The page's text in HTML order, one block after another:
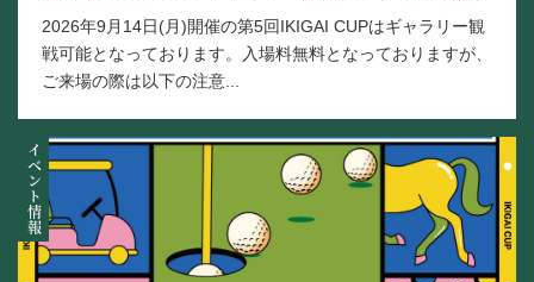
2026年9月14日(月)開催の第5回IKIGAI CUPはギャラリー観
戦可能となっております。入場料無料となっておりますが、
ご来場の際は以下の注意...
イベント情報